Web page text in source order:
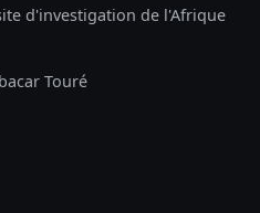
d'investigation de l'Afrique
Touré